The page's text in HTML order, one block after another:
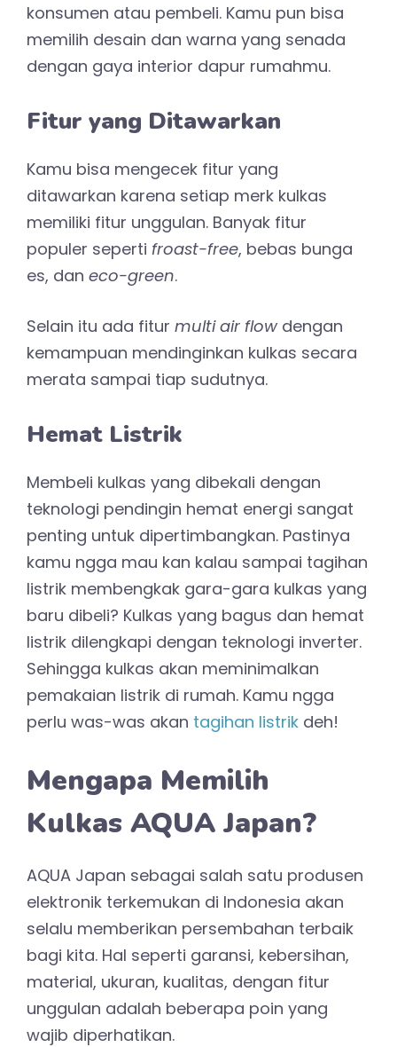
konsumen atau pembeli. Kamu pun bisa
memilih desain dan warna yang senada
dengan gaya interior dapur rumahmu.
Fitur yang Ditawarkan
Kamu bisa mengecek fitur yang
ditawarkan karena setiap merk kulkas
memiliki fitur unggulan. Banyak fitur
populer seperti froast-free, bebas bunga
es, dan eco-green.
Selain itu ada fitur multi air flow dengan
kemampuan mendinginkan kulkas secara
merata sampai tiap sudutnya.
Hemat Listrik
Membeli kulkas yang dibekali dengan
teknologi pendingin hemat energi sangat
penting untuk dipertimbangkan. Pastinya
kamu ngga mau kan kalau sampai tagihan
listrik membengkak gara-gara kulkas yang
baru dibeli? Kulkas yang bagus dan hemat
listrik dilengkapi dengan teknologi inverter.
Sehingga kulkas akan meminimalkan
pemakaian listrik di rumah. Kamu ngga
perlu was-was akan tagihan listrik deh!
Mengapa Memilih
Kulkas AQUA Japan?
AQUA Japan sebagai salah satu produsen
elektronik terkemukan di Indonesia akan
selalu memberikan persembahan terbaik
bagi kita. Hal seperti garansi, kebersihan,
material, ukuran, kualitas, dengan fitur
unggulan adalah beberapa poin yang
wajib diperhatikan.